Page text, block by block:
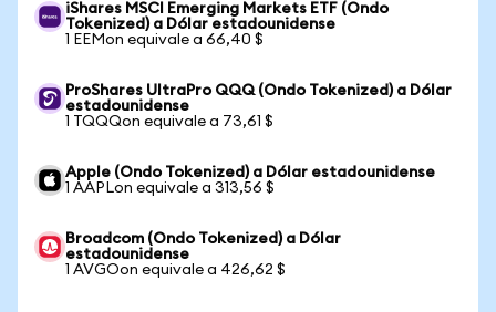
iShares MSCI Emerging Markets ETF (Ondo
Tokenized) a Dólar estadounidense
1 EEMon equivale a 66,40 $
ProShares UltraPro QQQ (Ondo Tokenized) a Dólar
estadounidense
1 TQQQon equivale a 73,61 $
Apple (Ondo Tokenized) a Dólar estadounidense
1 AAPLon equivale a 313,56 $
Broadcom (Ondo Tokenized) a Dólar
estadounidense
1 AVGOon equivale a 426,62 $